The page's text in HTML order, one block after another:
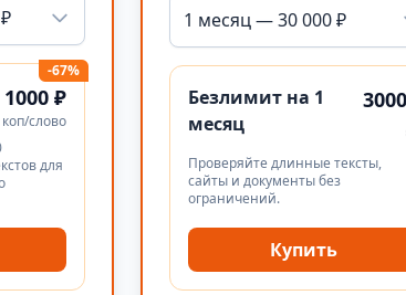
-67%
1000 ₽
слово
для
1 месяц — 30 000 ₽
Безлимит на 1
месяц
Проверяйте длинные тексты,
сайты и документы без
ограничений.
Купить